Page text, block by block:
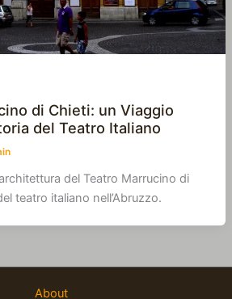
di Chieti: un Viaggio
del Teatro Italiano
del Teatro Marrucino di
teatro italiano nell’Abruzzo.
About